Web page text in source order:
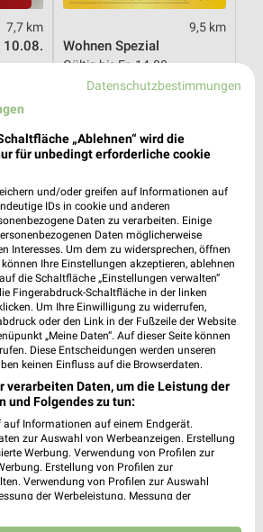
7,7 km
10.08.
9,5 km
Wohnen Spezial
Gültig bis Fr. 14.08.
9,5 km 8 km
Angebote ab 10.08.
Gültig ab Mo. 10.08.
Kaufland
Datenschutzbestimmungen
„Ablehnen“ wird die
für unbedingt erforderliche cookie
und/oder greifen auf Informationen auf
IDs in cookie und anderen
Daten zu verarbeiten. Einige
Daten möglicherweise
Interesses. Um dem zu widersprechen, öffnen
können Ihre Einstellungen akzeptieren, ablehnen
die Schaltfläche „Einstellungen verwalten“
Fingerabdruck-Schaltfläche in der linken
Um Ihre Einwilligung zu widerrufen,
oder den Link in der Fußzeile der Website
„Meine Daten“. Auf dieser Seite können
Diese Entscheidungen werden unseren
keinen Einfluss auf die Browserdaten.
verarbeiten Daten, um die Leistung der
und Folgendes zu tun:
auf Informationen auf einem Endgerät.
zur Auswahl von Werbeanzeigen. Erstellung
Werbung. Verwendung von Profilen zur
Erstellung von Profilen zur
Verwendung von Profilen zur Auswahl
der Werbeleistung. Messung der
verschiedenen Quellen. Entwicklung und